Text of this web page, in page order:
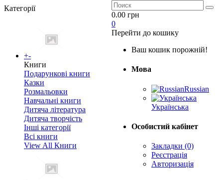
Категорії
+-
Книги
Подарункові книги
Казки
Розмальовки
Навчальні книги
Дитяча література
Дитяча творчість
Інші категорії
Всі книги
View All Книги
0.00 грн
0
Перейти до кошику
Ваш кошик порожній!
Мова
Russian
Українська
Особистий кабінет
Закладки (0)
Реєстрація
Авторизація